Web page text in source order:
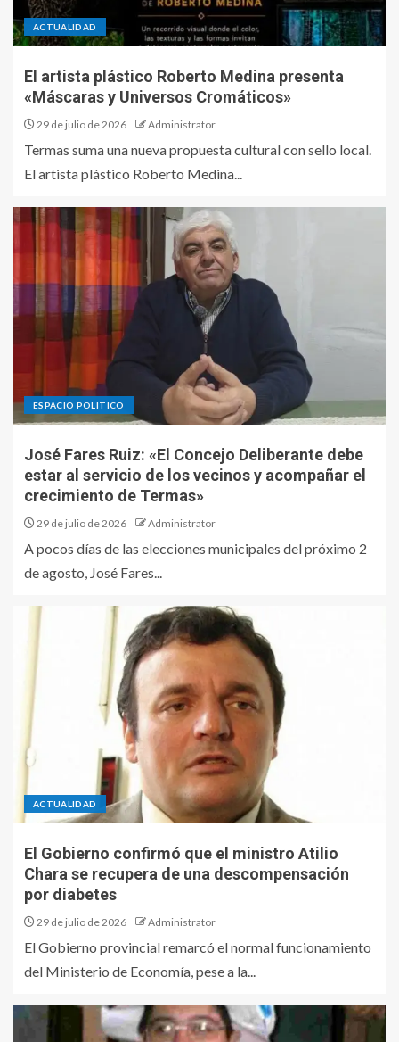
ACTUALIDAD
El artista plástico Roberto Medina presenta
«Máscaras y Universos Cromáticos»
29 de julio de 2026 Administrator
Termas suma una nueva propuesta cultural con sello local.
El artista plástico Roberto Medina...
ESPACIO POLITICO
José Fares Ruiz: «El Concejo Deliberante debe
estar al servicio de los vecinos y acompañar el
crecimiento de Termas»
29 de julio de 2026 Administrator
A pocos días de las elecciones municipales del próximo 2
de agosto, José Fares...
ACTUALIDAD
El Gobierno confirmó que el ministro Atilio
Chara se recupera de una descompensación
por diabetes
29 de julio de 2026 Administrator
El Gobierno provincial remarcó el normal funcionamiento
del Ministerio de Economía, pese a la...